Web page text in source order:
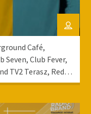
Café,
Seven, Club Fever,
TV2 Terasz, Red
1, Class FM